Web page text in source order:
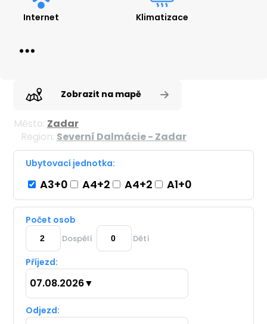
Internet Klimatizace
Zobrazit na mapě
Město: Zadar
Region: Severní Dalmácie - Zadar
Ubytovací jednotka:
A3+0 A4+2 A4+2 A1+0
Počet osob
Dospělí Dětí
Příjezd:
07.08.2026▼
Odjezd: